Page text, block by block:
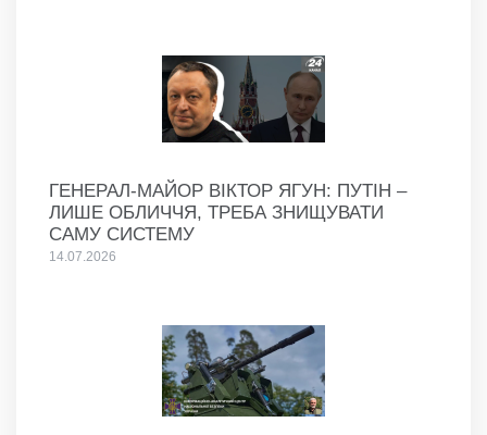
ГЕНЕРАЛ-МАЙОР ВІКТОР ЯГУН: ПУТІН –
ЛИШЕ ОБЛИЧЧЯ, ТРЕБА ЗНИЩУВАТИ
САМУ СИСТЕМУ
14.07.2026